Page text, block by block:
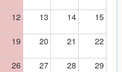
12 13 14
15
19 20 21
22
26 27 28 29